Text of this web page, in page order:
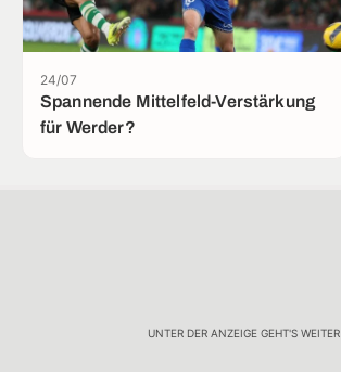
Spannende Mittelfeld-Verstärkung
für Werder?
24/07
UNTER DER ANZEIGE GEHT'S WEITER